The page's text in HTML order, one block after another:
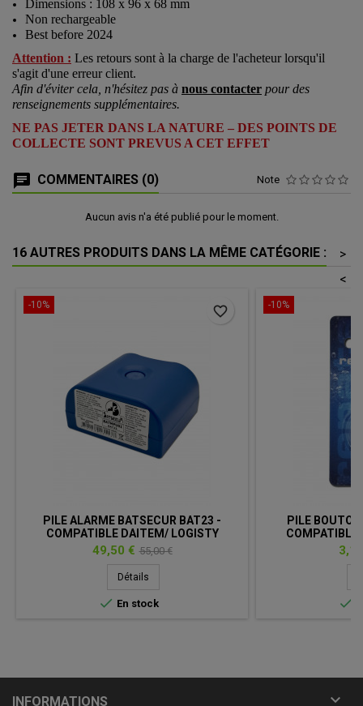
Dimensions : 108 x 96 x 68 mm
Non rechargeable
Best before 2024
Attention : Les retours sont à la charge de l'acheteur lorsqu'il
s'agit d'une erreur client.
Afin d'éviter cela, n'hésitez pas à nous contacter pour des
renseignements supplémentaires.
NE PAS JETER DANS LA NATURE – DES POINTS DE
COLLECTE SONT PREVUS A CET EFFET
COMMENTAIRES (0) Note
Aucun avis n'a été publié pour le moment.
16 AUTRES PRODUITS DANS LA MÊME CATÉGORIE :
>
<
-10%
PILE ALARME BATSECUR BAT23 -
COMPATIBLE DAITEM/ LOGISTY
BATLI23 - BATMPU01 - LITHIUM -
2X3.6V - 18AH
Prix
49,50 € Prix
de
55,00 €
Détails
 En stock
favorite_border -10%
PILE
COMPATIBLE
Prix

INFORMATIONS 